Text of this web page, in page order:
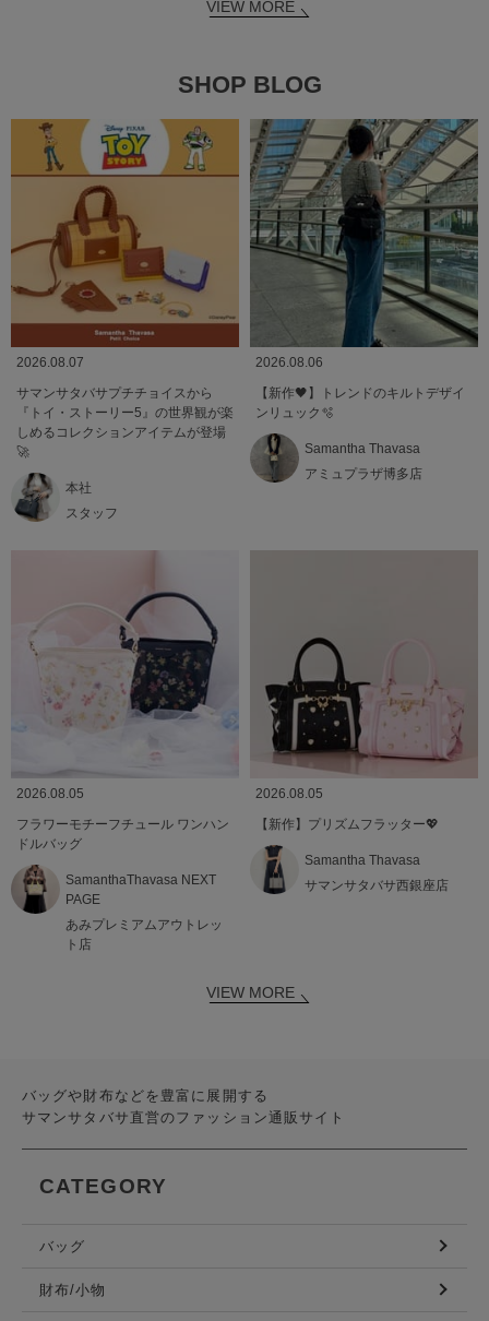
VIEW MORE
SHOP BLOG
2026.08.07
サマンサタバサプチチョイスから
『トイ・ストーリー5』の世界観が楽
しめるコレクションアイテムが登場
🚀
本社
スタッフ
2026.08.06
【新作🖤】トレンドのキルトデザイ
ンリュック🫧
Samantha Thavasa
アミュプラザ博多店
2026.08.05
フラワーモチーフチュール ワンハン
ドルバッグ
SamanthaThavasa NEXT
PAGE
あみプレミアムアウトレッ
ト店
2026.08.05
【新作】プリズムフラッター💖
Samantha Thavasa
サマンサタバサ西銀座店
VIEW MORE
バッグや財布などを豊富に展開する
サマンサタバサ直営のファッション通販サイト
CATEGORY
バッグ
財布/小物